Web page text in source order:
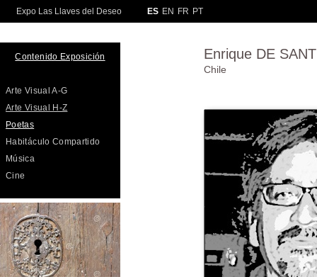
Contenido Exposición
Arte Visual A-G
Arte Visual H-Z
Poetas
Habitáculo Compartido
Música
Cine
Enrique DE
Chile